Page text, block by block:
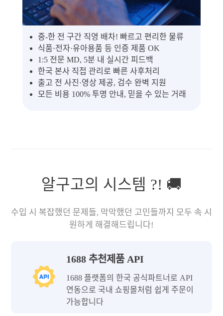
중-한 전 구간 직영 배차! 빠르고 편리한 물류
식품·전자·유아용품 등 인증 제품 OK
1:5 전문 MD, 5분 내 실시간 피드백
한국 본사 직접 관리로 빠른 사후처리
출고 전 사진·영상 제공, 검수 완벽 지원
모든 비용 100% 투명 안내, 믿을 수 있는 거래
알구고의 시스템 ?! 🚚
수입 시 복잡했던 문제들, 막막했던 고민들까지 모두 속 시
원하게 해결해드립니다!
1688 추천제품 API
1688 플랫폼의 한국 공식파트너로 API
연동으로 국내 쇼핑몰처럼 쉽게 주문이
가능합니다